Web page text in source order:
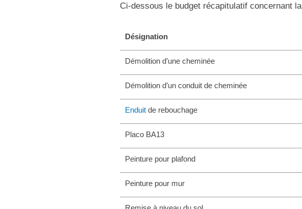
Ci-dessous le budget récapitulatif concernant la
Désignation
Démolition d’une cheminée
Démolition d’un conduit de cheminée
Enduitde rebouchage
Placo BA13
Peinture pour plafond
Peinture pour mur